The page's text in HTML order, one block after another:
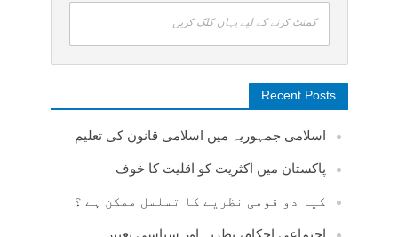
کمنٹ کرنے کے لیے یہاں کلک کریں
Recent Posts
اسلامی جمہوریہ میں اسلامی قانون کی تعلیم
پاکستان میں اکثریت کو اقلیت کا خوف
کیا دو قومی نظریے کا تسلسل ممکن ہے ؟